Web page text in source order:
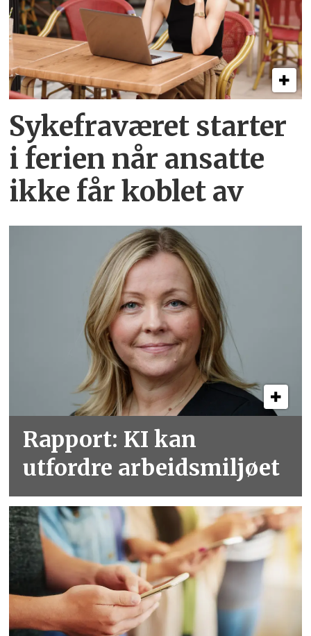
Sykefraværet starter
i ferien når ansatte
ikke får koblet av
Rapport: KI kan
utfordre arbeidsmiljøet